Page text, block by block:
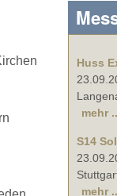
Huss
mehr
S14
mehr